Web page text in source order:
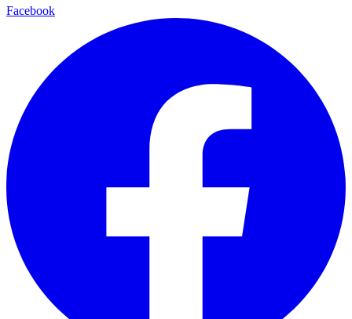
Facebook